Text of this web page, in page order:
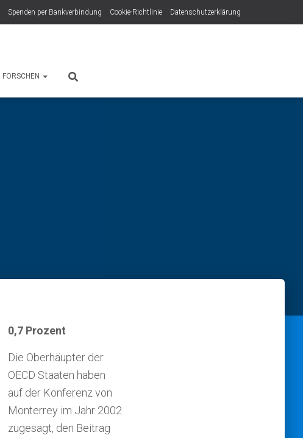
Spenden per Bankverbindung Cookie-Richtlinie Datenschutzerklärung
FORSCHEN
0,7 Prozent
Die Oberhäupter der
OECD Staaten haben
auf der Konferenz von
Monterrey im Jahr 2002
zugesagt, den Beitrag